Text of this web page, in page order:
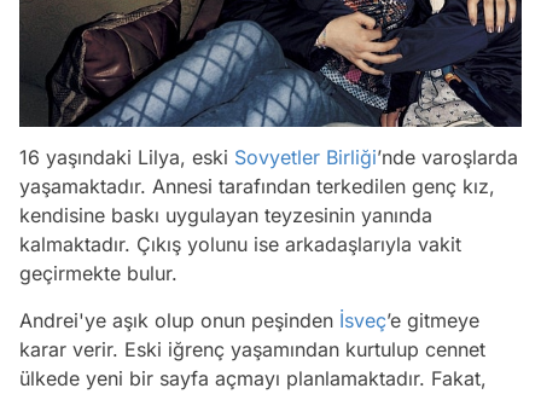
16 yaşındaki Lilya, eski Sovyetler Birliği’nde varoşlarda
yaşamaktadır. Annesi tarafından terkedilen genç kız,
kendisine baskı uygulayan teyzesinin yanında
kalmaktadır. Çıkış yolunu ise arkadaşlarıyla vakit
geçirmekte bulur.
Andrei'ye aşık olup onun peşinden İsveç’e gitmeye
karar verir. Eski iğrenç yaşamından kurtulup cennet
ülkede yeni bir sayfa açmayı planlamaktadır. Fakat,